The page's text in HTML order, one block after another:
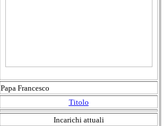
Papa Francesco
Titolo
Incarichi attuali